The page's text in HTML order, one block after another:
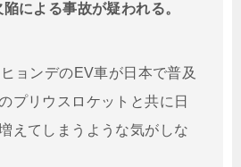
による事故が疑われる。
ョンデのEV車が日本で普及
プリウスロケットと共に日
えてしまうような気がしな